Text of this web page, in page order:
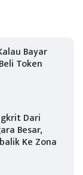
Bayar
Token
Dari
Besar,
Ke Zona